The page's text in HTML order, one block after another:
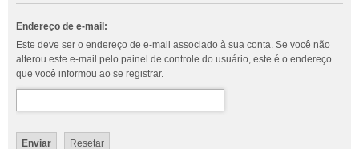
Endereço de e-mail:
Este deve ser o endereço de e-mail associado à sua conta. Se você não
alterou este e-mail pelo painel de controle do usuário, este é o endereço
que você informou ao se registrar.